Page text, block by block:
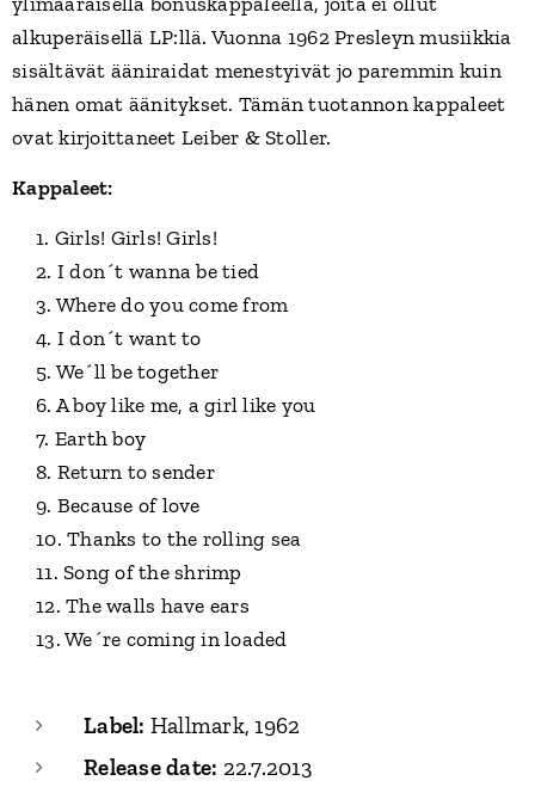
alkuperäisellä LP:llä. Vuonna 1962 Presleyn musiikkia
sisältävät ääniraidat menestyivät jo paremmin kuin
hänen omat äänitykset. Tämän tuotannon kappaleet
ovat kirjoittaneet Leiber & Stoller.
Kappaleet:
1. Girls! Girls! Girls!
2. I don´t wanna be tied
3. Where do you come from
4. I don´t want to
5. We´ll be together
6. A boy like me, a girl like you
7. Earth boy
8. Return to sender
9. Because of love
10. Thanks to the rolling sea
11. Song of the shrimp
12. The walls have ears
13. We´re coming in loaded
Label: Hallmark, 1962
Release date: 22.7.2013